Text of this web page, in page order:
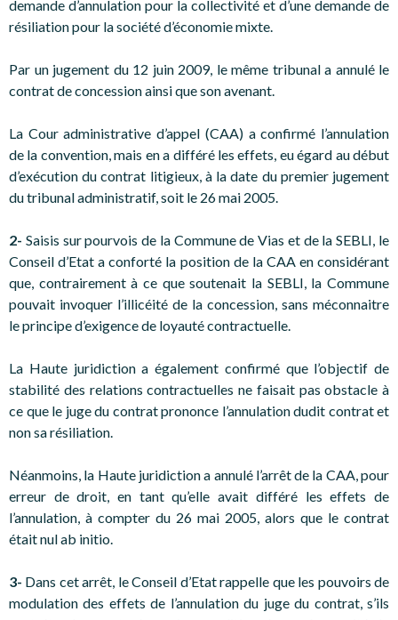
demande d’annulation pour la collectivité et d’une demande de
résiliation pour la société d’économie mixte.
Par un jugement du 12 juin 2009, le même tribunal a annulé le
contrat de concession ainsi que son avenant.
La Cour administrative d’appel (CAA) a confirmé l’annulation
de la convention, mais en a différé les effets, eu égard au début
d’exécution du contrat litigieux, à la date du premier jugement
du tribunal administratif, soit le 26 mai 2005.
2- Saisis sur pourvois de la Commune de Vias et de la SEBLI, le
Conseil d’Etat a conforté la position de la CAA en considérant
que, contrairement à ce que soutenait la SEBLI, la Commune
pouvait invoquer l’illicéité de la concession, sans méconnaitre
le principe d’exigence de loyauté contractuelle.
La Haute juridiction a également confirmé que l’objectif de
stabilité des relations contractuelles ne faisait pas obstacle à
ce que le juge du contrat prononce l’annulation dudit contrat et
non sa résiliation.
Néanmoins, la Haute juridiction a annulé l’arrêt de la CAA, pour
erreur de droit, en tant qu’elle avait différé les effets de
l’annulation, à compter du 26 mai 2005, alors que le contrat
était nul ab initio.
3- Dans cet arrêt, le Conseil d’Etat rappelle que les pouvoirs de
modulation des effets de l’annulation du juge du contrat, s’ils